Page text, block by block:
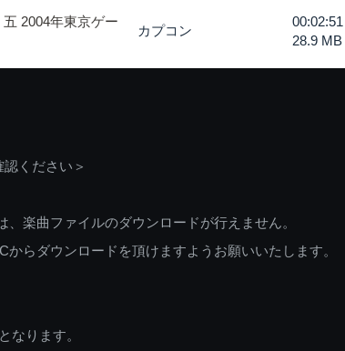
五 2004年東京ゲー
カプコン
00:02:51
28.9 MB
ください＞
楽曲ファイルのダウンロードが行えません。
らダウンロードを頂けますようお願いいたします。
なります。